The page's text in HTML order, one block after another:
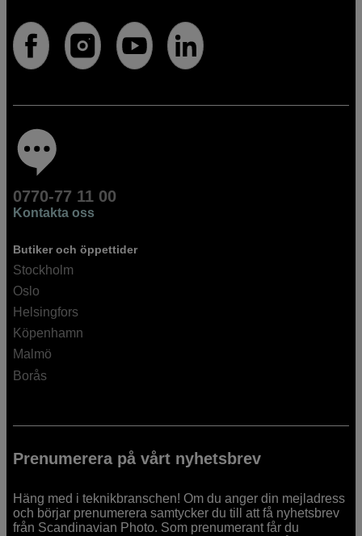
0770-77 11 00
Kontakta oss
Butiker och öppettider
Stockholm
Oslo
Helsingfors
Köpenhamn
Malmö
Borås
Prenumerera på vårt nyhetsbrev
Häng med i teknikbranschen! Om du anger din mejladress
och börjar prenumerera samtycker du till att få nyhetsbrev
från Scandinavian Photo. Som prenumerant får du